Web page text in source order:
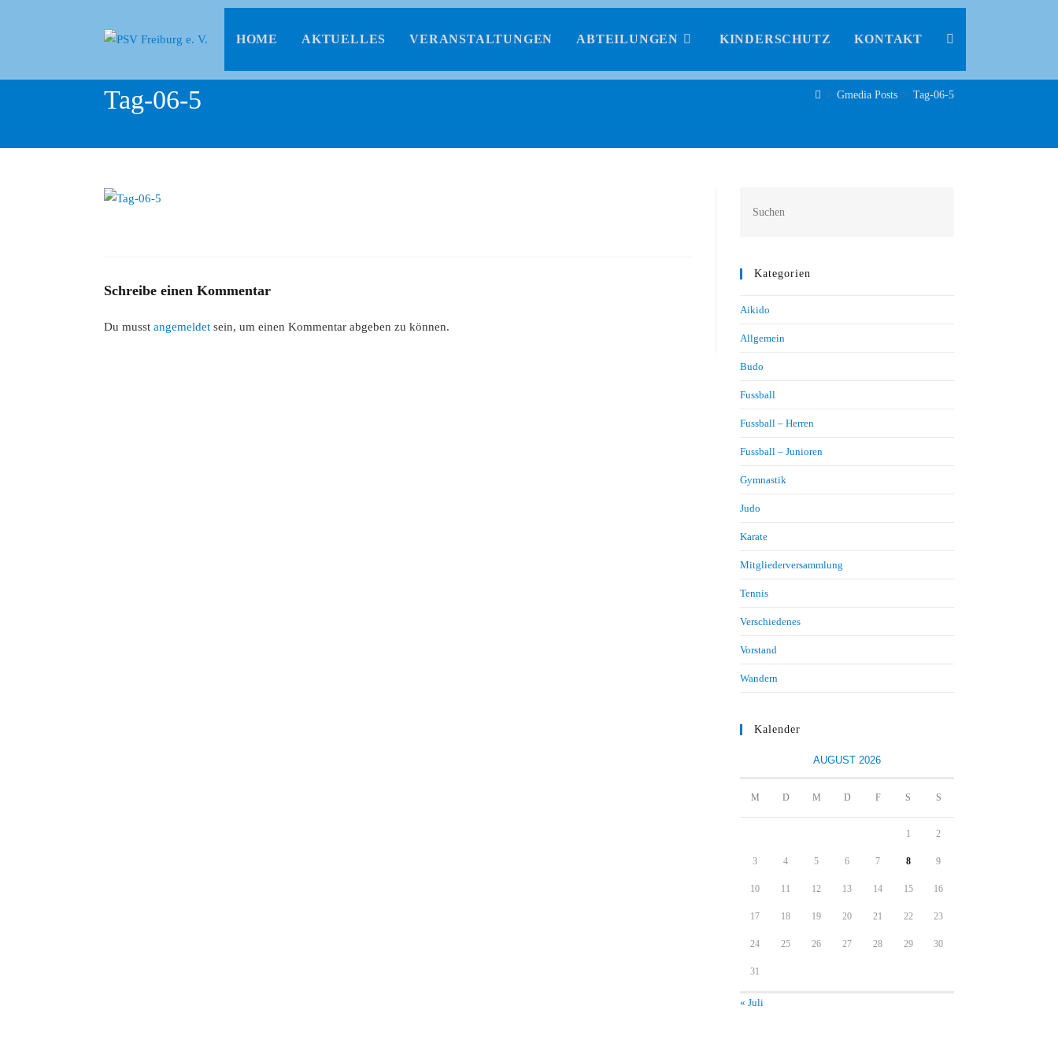
HOME AKTUELLES VERANSTALTUNGEN ABTEILUNGEN KINDERSCHUTZ KONTAKT
Tag-06-5 > Gmedia Posts > Tag-06-5
Schreibe einen Kommentar
Du musst angemeldet sein, um einen Kommentar abgeben zu können.
Kategorien
Aikido
Allgemein
Budo
Fussball
Fussball – Herren
Fussball – Junioren
Gymnastik
Judo
Karate
Mitgliederversammlung
Tennis
Verschiedenes
Vorstand
Wandern
Kalender
AUGUST 2026
M D M D F S S
1 2
3 4 5 6 7 8 9
10 11 12 13 14 15 16
17 18 19 20 21 22 23
24 25 26 27 28 29 30
31
« Juli